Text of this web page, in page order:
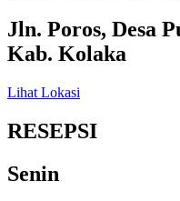
Jln. Poros, Desa
Kab. Kolaka
Lihat Lokasi
RESEPSI
Senin